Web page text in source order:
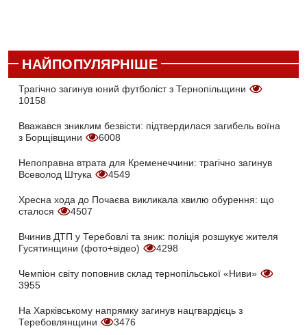
НАЙПОПУЛЯРНІШЕ
Трагічно загинув юний футболіст з Тернопільщини
10158
Вважався зниклим безвісти: підтвердилася загибель воїна
з Борщівщини
6008
Непоправна втрата для Кременеччини: трагічно загинув
Всеволод Штука
4549
Хресна хода до Почаєва викликала хвилю обурення: що
сталося
4507
Вчинив ДТП у Теребовлі та зник: поліція розшукує жителя
Гусятинщини (фото+відео)
4298
Чемпіон світу поповнив склад тернопільської «Ниви»
3955
На Харківському напрямку загинув нацгвардієць з
Теребовлянщини
3476